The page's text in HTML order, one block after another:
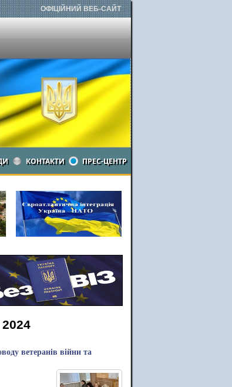
ОФІЦІЙНИЙ ВЕБ-САЙТ
КОНТАКТИ ПРЕС-ЦЕНТР
ветеранів війни та